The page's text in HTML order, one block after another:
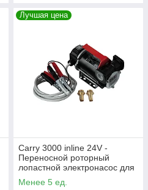
Лучшая цена
Carry 3000 inline 24V -
Переносной роторный
лопастной электронасос для
ДТ, 50/30 л/мин, PIUSI
Менее 5 ед.